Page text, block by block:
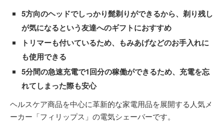
5方向のヘッドでしっかり髭剃りができるから、剃り残し
が気になるという友達へのギフトにおすすめ
トリマーも付いているため、もみあげなどのお手入れに
も使用できる
5分間の急速充電で1回分の稼働ができるため、充電を忘
れてしまった際も安心
ヘルスケア商品を中心に革新的な家電用品を展開する人気メ
ーカー「フィリップス」の電気シェーバーです。